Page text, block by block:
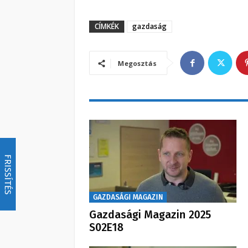
FRISSÍTÉS
CÍMKÉK gazdaság
Megosztás
GAZDASÁGI MAGAZIN
Gazdasági Magazin 2025
S02E18